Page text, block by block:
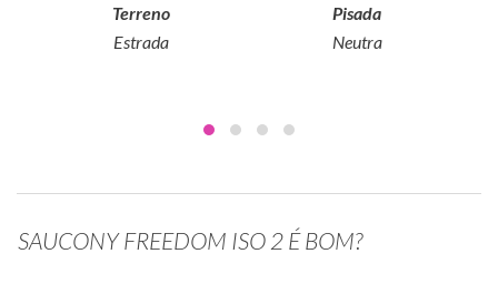
Terreno
Estrada
Pisada
Neutra
SAUCONY FREEDOM ISO 2 É BOM?